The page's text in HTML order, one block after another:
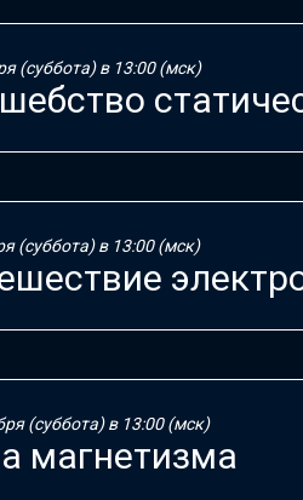
(суббота) в 13:00 (мск)
(суббота) в 13:00 (мск)
(суббота) в 13:00 (мск)
магнетизма